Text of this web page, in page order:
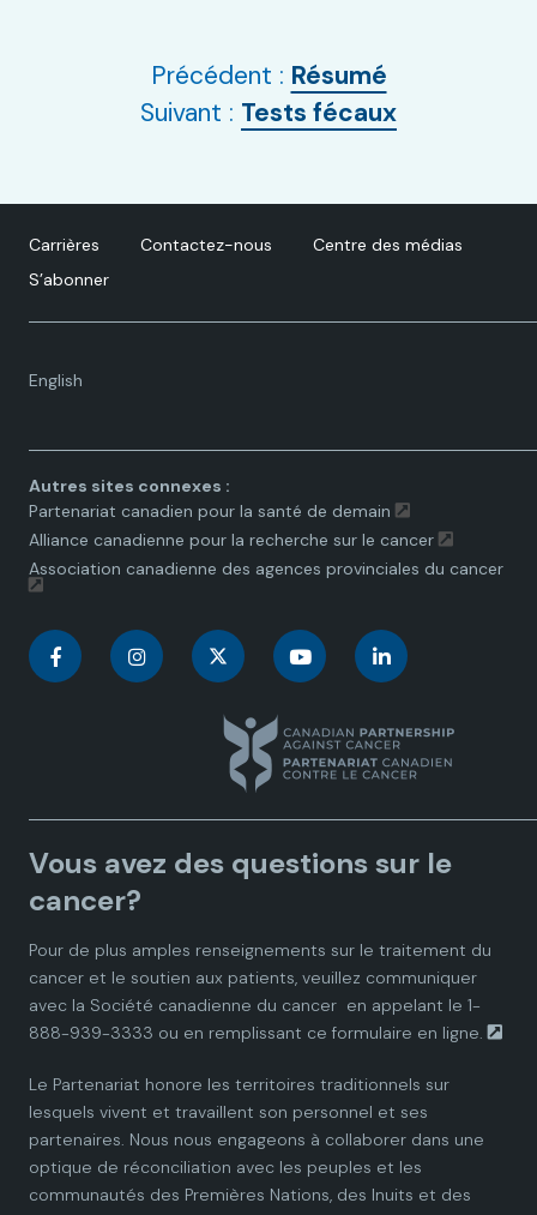
Précédent : Résumé
Suivant : Tests fécaux
Carrières Contactez-nous
Centre des médias
S’abonner
English
Language
Autres sites connexes :
Partenariat canadien pour la santé de demain
Alliance canadienne pour la recherche sur le cancer
Association canadienne des agences provinciales du cancer
C
a
d
a
n
P
a
r
C
a
d
a
n
P
a
r
n
a
d
a
n
P
a
r
C
n
a
d
a
n
P
a
r
C
n
a
d
a
n
P
a
r
Vous avez des questions sur le
cancer?
Pour de plus amples renseignements sur le traitement du
cancer et le soutien aux patients, veuillez communiquer
avec la Société canadienne du cancer en appelant le 1-
888-939-3333 ou en remplissant ce formulaire en ligne.
Le Partenariat honore les territoires traditionnels sur
lesquels vivent et travaillent son personnel et ses
partenaires. Nous nous engageons à collaborer dans une
optique de réconciliation avec les peuples et les
communautés des Premières Nations, des Inuits et des